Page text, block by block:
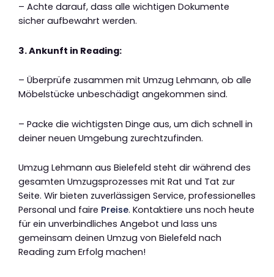
– Achte darauf, dass alle wichtigen Dokumente
sicher aufbewahrt werden.
3. Ankunft in Reading:
– Überprüfe zusammen mit Umzug Lehmann, ob alle
Möbelstücke unbeschädigt angekommen sind.
– Packe die wichtigsten Dinge aus, um dich schnell in
deiner neuen Umgebung zurechtzufinden.
Umzug Lehmann aus Bielefeld steht dir während des
gesamten Umzugsprozesses mit Rat und Tat zur
Seite. Wir bieten zuverlässigen Service, professionelles
Personal und faire Preise. Kontaktiere uns noch heute
für ein unverbindliches Angebot und lass uns
gemeinsam deinen Umzug von Bielefeld nach
Reading zum Erfolg machen!